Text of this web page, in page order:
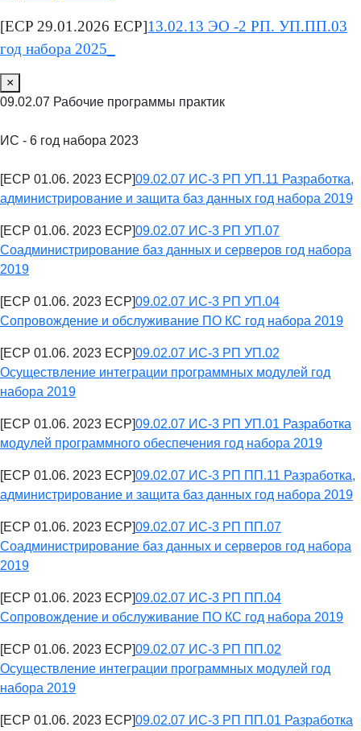
[ECP 29.01.2026 ECP]13.02.13 ЭО -2 РП. УП.ПП.03
год набора 2025_
×
09.02.07 Рабочие программы практик
ИС - 6 год набора 2023
[ECP 01.06. 2023 ECP]09.02.07 ИС-3 РП УП.11 Разработка,
администрирование и защита баз данных год набора 2019
[ECP 01.06. 2023 ECP]09.02.07 ИС-3 РП УП.07
Соадминистрирование баз данных и серверов год набора
2019
[ECP 01.06. 2023 ECP]09.02.07 ИС-3 РП УП.04
Сопровождение и обслуживание ПО КС год набора 2019
[ECP 01.06. 2023 ECP]09.02.07 ИС-3 РП УП.02
Осуществление интеграции программных модулей год
набора 2019
[ECP 01.06. 2023 ECP]09.02.07 ИС-3 РП УП.01 Разработка
модулей программного обеспечения год набора 2019
[ECP 01.06. 2023 ECP]09.02.07 ИС-3 РП ПП.11 Разработка,
администрирование и защита баз данных год набора 2019
[ECP 01.06. 2023 ECP]09.02.07 ИС-3 РП ПП.07
Соадминистрирование баз данных и серверов год набора
2019
[ECP 01.06. 2023 ECP]09.02.07 ИС-3 РП ПП.04
Сопровождение и обслуживание ПО КС год набора 2019
[ECP 01.06. 2023 ECP]09.02.07 ИС-3 РП ПП.02
Осуществление интеграции программных модулей год
набора 2019
[ECP 01.06. 2023 ECP]09.02.07 ИС-3 РП ПП.01 Разработка